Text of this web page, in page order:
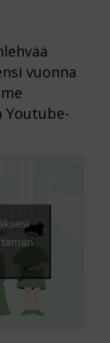
vuonna
Youtube-